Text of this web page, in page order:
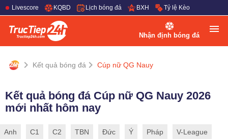
Livescore KQBD Lịch bóng đá BXH Tỷ lệ Kèo
Nhận định bóng đá
Kết quả bóng đá Cúp nữ QG Nauy
Kết quả bóng đá Cúp nữ QG Nauy 2026
mới nhất hôm nay
Anh C1 C2 TBN Đức Ý Pháp V-League